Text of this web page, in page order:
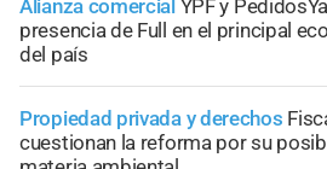
Alianza comercial YPF y
presencia de Full en el principal
del país
Propiedad privada y derechos
cuestionan la reforma por su